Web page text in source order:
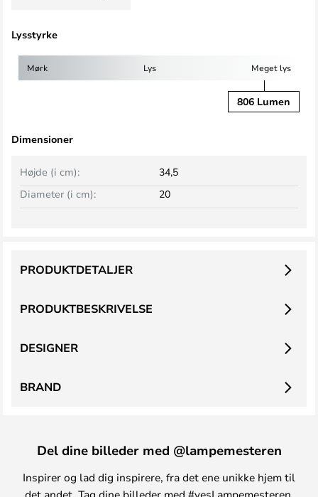
Lysstyrke
Mørk Lys Meget lys
806 Lumen
Dimensioner
Højde (i cm):
34,5
Diameter (i cm):
20
PRODUKTBESKRIVELSE
PRODUKTDETALJER
DESIGNER
BRAND
Del dine billeder med @lampemesteren
Inspirer og lad dig inspirere, fra det ene unikke hjem til
det andet. Tag dine billeder med #yesLampemesteren,